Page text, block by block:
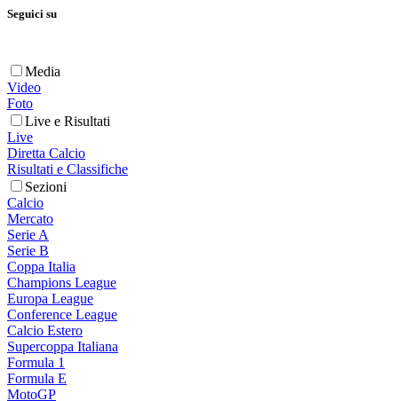
Seguici su
Media
Video
Foto
Live e Risultati
Live
Diretta Calcio
Risultati e Classifiche
Sezioni
Calcio
Mercato
Serie A
Serie B
Coppa Italia
Champions League
Europa League
Conference League
Calcio Estero
Supercoppa Italiana
Formula 1
Formula E
MotoGP